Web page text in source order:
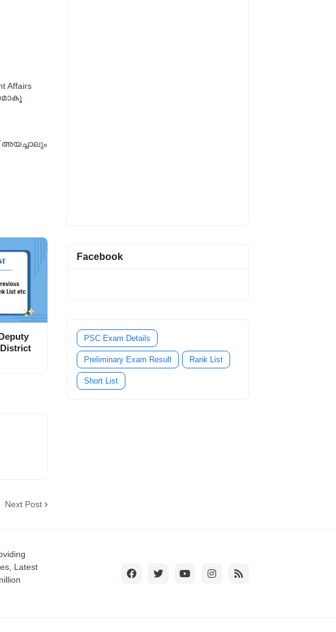
Affairs
അയച്ചാലും
Next Post
Facebook
PSC Exam Details
Preliminary Exam Result Rank List
Short List
Latest